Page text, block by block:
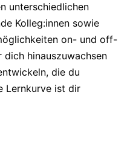
unterschiedlichen
Kolleg:innen sowie
on- und off-
hinauszuwachsen
die du
Lernkurve ist dir